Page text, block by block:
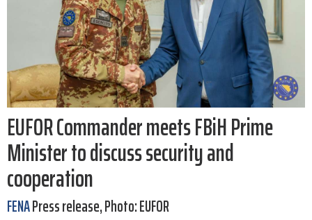
EUFOR Commander meets FBiH Prime
Minister to discuss security and
cooperation
FENAPress release, Photo: EUFOR